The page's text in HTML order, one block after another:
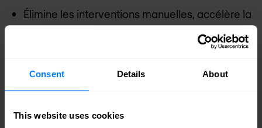
Consent Details About
This website uses cookies
Élimine les interventions manuelles, accélère la
aux services d'épuration des DDoS
par dispositif, pouvant être adaptées à des